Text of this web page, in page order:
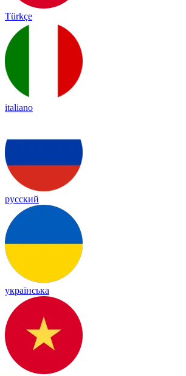
Türkçe
italiano
русский
українська